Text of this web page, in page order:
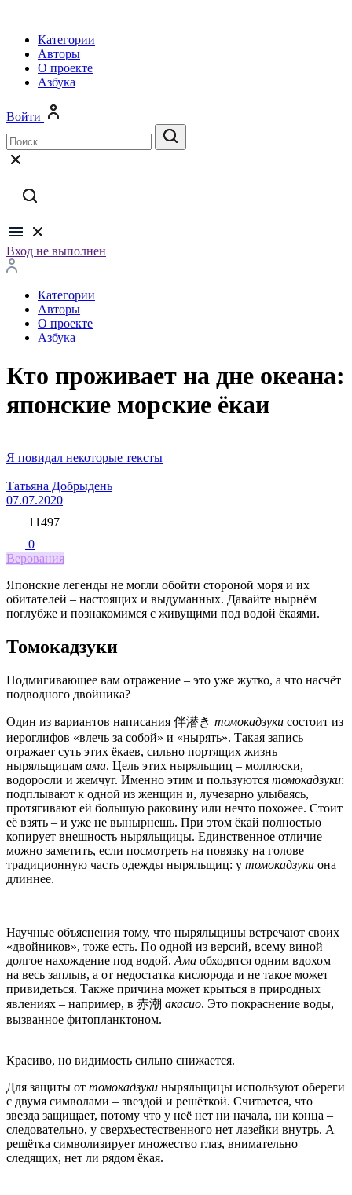
Категории
Авторы
О проекте
Азбука
Войти
Вход не выполнен
Категории
Авторы
О проекте
Азбука
Кто проживает на дне океана:
японские морские ёкаи
Я повидал некоторые тексты
Татьяна Добрыдень
07.07.2020
11497
0
Верования
Японские легенды не могли обойти стороной моря и их
обитателей – настоящих и выдуманных. Давайте нырнём
поглубже и познакомимся с живущими под водой ёкаями.
Томокадзуки
Подмигивающее вам отражение – это уже жутко, а что насчёт
подводного двойника?
Один из вариантов написания 伴潜き томокадзуки состоит из
иероглифов «влечь за собой» и «нырять». Такая запись
отражает суть этих ёкаев, сильно портящих жизнь
ныряльщицам ама. Цель этих ныряльщиц – моллюски,
водоросли и жемчуг. Именно этим и пользуются томокадзуки:
подплывают к одной из женщин и, лучезарно улыбаясь,
протягивают ей большую раковину или нечто похожее. Стоит
её взять – и уже не вынырнешь. При этом ёкай полностью
копирует внешность ныряльщицы. Единственное отличие
можно заметить, если посмотреть на повязку на голове –
традиционную часть одежды ныряльщиц: у томокадзуки она
длиннее.
Научные объяснения тому, что ныряльщицы встречают своих
«двойников», тоже есть. По одной из версий, всему виной
долгое нахождение под водой. Ама обходятся одним вдохом
на весь заплыв, а от недостатка кислорода и не такое может
привидеться. Также причина может крыться в природных
явлениях – например, в 赤潮 акасио. Это покраснение воды,
вызванное фитопланктоном.
Красиво, но видимость сильно снижается.
Для защиты от томокадзуки ныряльщицы используют обереги
с двумя символами – звездой и решёткой. Считается, что
звезда защищает, потому что у неё нет ни начала, ни конца –
следовательно, у сверхъестественного нет лазейки внутрь. А
решётка символизирует множество глаз, внимательно
следящих, нет ли рядом ёкая.